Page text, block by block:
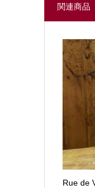
関連商品
Rue de